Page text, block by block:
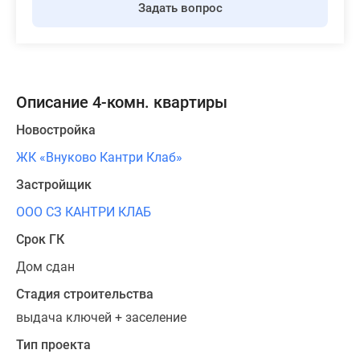
Задать вопрос
Описание 4-комн. квартиры
Новостройка
ЖК «Внуково Кантри Клаб»
Застройщик
ООО СЗ КАНТРИ КЛАБ
Срок ГК
Дом сдан
Стадия строительства
выдача ключей + заселение
Тип проекта